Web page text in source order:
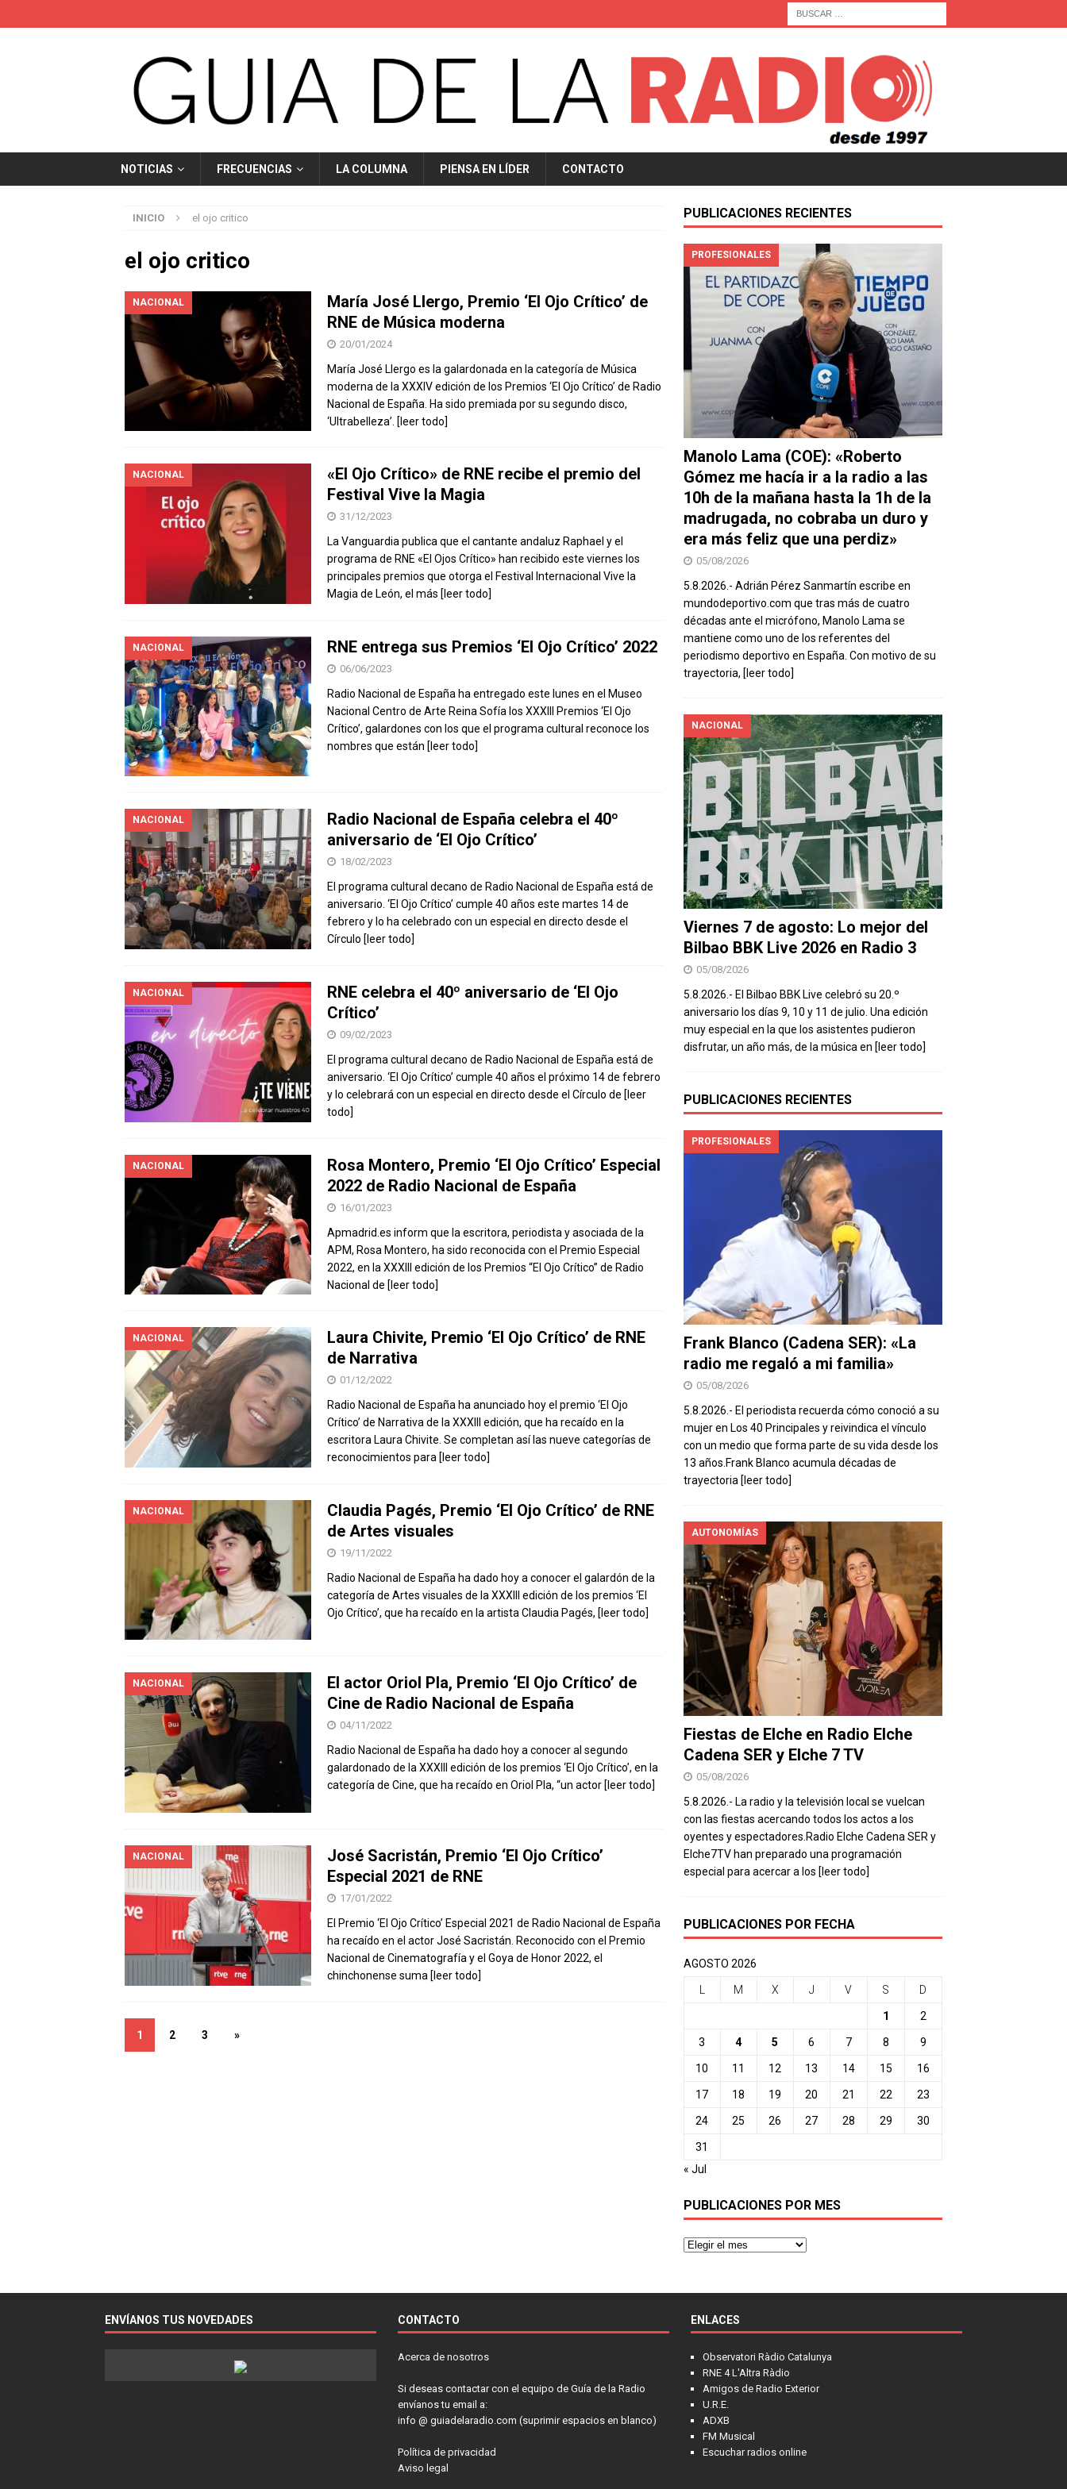
NOTICIAS FRECUENCIAS LA COLUMNA PIENSA EN LÍDER CONTACTO
INICIO el ojo critico
el ojo critico
NACIONAL
María José Llergo, Premio ‘El Ojo Crítico’ de
RNE de Música moderna
20/01/2024
María José Llergo es la galardonada en la categoría de Música
moderna de la XXXIV edición de los Premios ‘El Ojo Crítico’ de Radio
Nacional de España. Ha sido premiada por su segundo disco,
‘Ultrabelleza’. [leer todo]
NACIONAL
«El Ojo Crítico» de RNE recibe el premio del
Festival Vive la Magia
31/12/2023
La Vanguardia publica que el cantante andaluz Raphael y el
programa de RNE «El Ojos Crítico» han recibido este viernes los
principales premios que otorga el Festival Internacional Vive la
Magia de León, el más [leer todo]
NACIONAL RNE entrega sus Premios ‘El Ojo Crítico’ 2022
06/06/2023
Radio Nacional de España ha entregado este lunes en el Museo
Nacional Centro de Arte Reina Sofía los XXXIII Premios ‘El Ojo
Crítico’, galardones con los que el programa cultural reconoce los
nombres que están [leer todo]
NACIONAL
Radio Nacional de España celebra el 40º
aniversario de ‘El Ojo Crítico’
18/02/2023
El programa cultural decano de Radio Nacional de España está de
aniversario. ‘El Ojo Crítico’ cumple 40 años este martes 14 de
febrero y lo ha celebrado con un especial en directo desde el
Círculo [leer todo]
NACIONAL
RNE celebra el 40º aniversario de ‘El Ojo
Crítico’
09/02/2023
El programa cultural decano de Radio Nacional de España está de
aniversario. ‘El Ojo Crítico’ cumple 40 años el próximo 14 de febrero
y lo celebrará con un especial en directo desde el Círculo de [leer
todo]
NACIONAL
Rosa Montero, Premio ‘El Ojo Crítico’ Especial
2022 de Radio Nacional de España
16/01/2023
Apmadrid.es inform que la escritora, periodista y asociada de la
APM, Rosa Montero, ha sido reconocida con el Premio Especial
2022, en la XXXIII edición de los Premios “El Ojo Crítico” de Radio
Nacional de [leer todo]
NACIONAL
Laura Chivite, Premio ‘El Ojo Crítico’ de RNE
de Narrativa
01/12/2022
Radio Nacional de España ha anunciado hoy el premio ‘El Ojo
Crítico’ de Narrativa de la XXXIII edición, que ha recaído en la
escritora Laura Chivite. Se completan así las nueve categorías de
reconocimientos para [leer todo]
NACIONAL
Claudia Pagés, Premio ‘El Ojo Crítico’ de RNE
de Artes visuales
19/11/2022
Radio Nacional de España ha dado hoy a conocer el galardón de la
categoría de Artes visuales de la XXXIII edición de los premios ‘El
Ojo Crítico’, que ha recaído en la artista Claudia Pagés, [leer todo]
NACIONAL
El actor Oriol Pla, Premio ‘El Ojo Crítico’ de
Cine de Radio Nacional de España
04/11/2022
Radio Nacional de España ha dado hoy a conocer al segundo
galardonado de la XXXIII edición de los premios ‘El Ojo Crítico’, en la
categoría de Cine, que ha recaído en Oriol Pla, “un actor [leer todo]
NACIONAL
José Sacristán, Premio ‘El Ojo Crítico’
Especial 2021 de RNE
17/01/2022
El Premio ‘El Ojo Crítico’ Especial 2021 de Radio Nacional de España
ha recaído en el actor José Sacristán. Reconocido con el Premio
Nacional de Cinematografía y el Goya de Honor 2022, el
chinchonense suma [leer todo]
1 2 3 »
PUBLICACIONES RECIENTES
PROFESIONALES
Manolo Lama (COE): «Roberto
Gómez me hacía ir a la radio a las
10h de la mañana hasta la 1h de la
madrugada, no cobraba un duro y
era más feliz que una perdiz»
05/08/2026
5.8.2026.- Adrián Pérez Sanmartín escribe en
mundodeportivo.com que tras más de cuatro
décadas ante el micrófono, Manolo Lama se
mantiene como uno de los referentes del
periodismo deportivo en España. Con motivo de su
trayectoria, [leer todo]
NACIONAL
Viernes 7 de agosto: Lo mejor del
Bilbao BBK Live 2026 en Radio 3
05/08/2026
5.8.2026.- El Bilbao BBK Live celebró su 20.º
aniversario los días 9, 10 y 11 de julio. Una edición
muy especial en la que los asistentes pudieron
disfrutar, un año más, de la música en [leer todo]
PUBLICACIONES RECIENTES
PROFESIONALES
Frank Blanco (Cadena SER): «La
radio me regaló a mi familia»
05/08/2026
5.8.2026.- El periodista recuerda cómo conoció a su
mujer en Los 40 Principales y reivindica el vínculo
con un medio que forma parte de su vida desde los
13 años.Frank Blanco acumula décadas de
trayectoria [leer todo]
AUTONOMÍAS
Fiestas de Elche en Radio Elche
Cadena SER y Elche 7 TV
05/08/2026
5.8.2026.- La radio y la televisión local se vuelcan
con las fiestas acercando todos los actos a los
oyentes y espectadores.Radio Elche Cadena SER y
Elche7TV han preparado una programación
especial para acercar a los [leer todo]
PUBLICACIONES POR FECHA
AGOSTO 2026
L M X J V S D
1 2
3 4 5 6 7 8 9
10 11 12 13 14 15 16
17 18 19 20 21 22 23
24 25 26 27 28 29 30
31
« Jul
PUBLICACIONES POR MES
ENVÍANOS TUS NOVEDADES CONTACTO
Acerca de nosotros
Si deseas contactar con el equipo de Guía de la Radio
envíanos tu email a:
info @ guiadelaradio.com (suprimir espacios en blanco)
Política de privacidad
Aviso legal
ENLACES
Observatori Ràdio Catalunya
RNE 4 L'Altra Ràdio
Amigos de Radio Exterior
U.R.E.
ADXB
FM Musical
Escuchar radios online